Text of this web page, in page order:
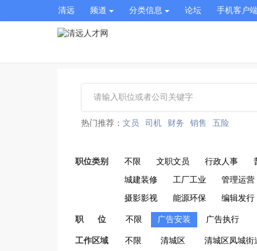
清远 频道 分类信息 论坛 手机客户
热门推荐： 文员 司机 财务 销售 五险
职位类别 不限 文职文员 行政人事
城建装修 工厂工业 管理运营
摄影影视 能源环保 编辑发行
职 位 不限 广告安装 广告执行
工作区域 不限 清城区 清城区凤城街